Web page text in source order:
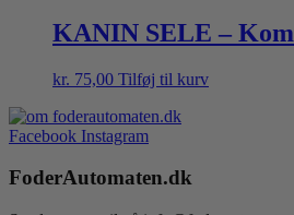
KANIN SELE –
kr. 75,00 Tilføj til kurv
Facebook Instagram
FoderAutomaten.dk